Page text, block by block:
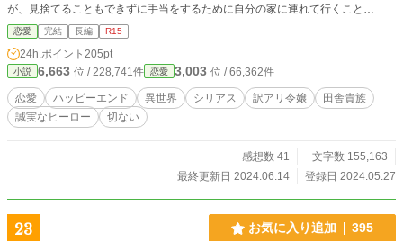
が、見捨てることもできずに手当をするために自分の家に連れて行くこと
に……。 その日を境に、何も変わらない日常に少しの変化が生まれる。その
森で暮らしていたリリーには、大好きな人から言われる「愛している」という言
葉が全てだった。 しかし、あることがきっかけで一瞬にしてその言葉が恐ろ
しいものに変わってしまう。人を愛するって何なのか？ 愛されるって何なの
か？ リリーが紆余曲折を経て辿り着く愛の形。（全50話）
恋愛 完結 長編 R15
24h.ポイント 205pt
小説 6,663 位 / 228,741件 恋愛 3,003 位 / 66,362件
恋愛 ハッピーエンド 異世界 シリアス 訳アリ令嬢
田舎貴族
誠実なヒーロー
切ない
感想数 41
文字数 155,163
最終更新日 2024.06.14
登録日 2024.05.27
23 お気に入り追加 395